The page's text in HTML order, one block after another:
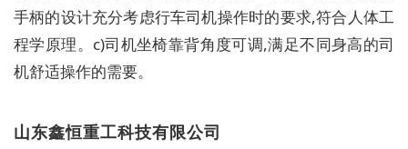
手柄的设计充分考虑行车司机操作时的要求,符合人体工
程学原理。c)司机坐椅靠背角度可调,满足不同身高的司
机舒适操作的需要。
山东鑫恒重工科技有限公司